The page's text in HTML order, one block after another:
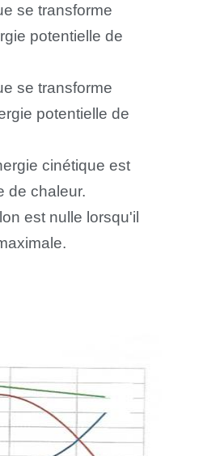
se transforme
potentielle de
se transforme
potentielle de
cinétique est
de chaleur.
est nulle lorsqu'il